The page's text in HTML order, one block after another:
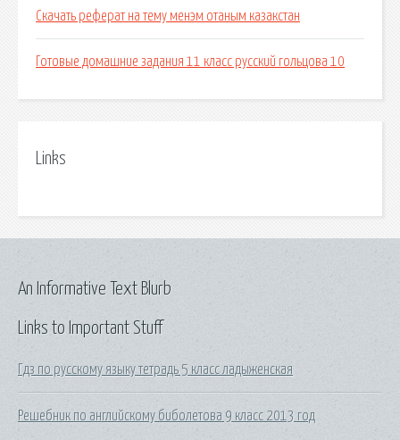
Скачать реферат на тему менэм отаным казакстан
Готовые домашние задания 11 класс русский гольцова 10
Links
Links to Important Stuff
Гдз по русскому языку тетрадь 5 класс ладыженская
Решебник по английскому биболетова 9 класс 2013 год
An Informative Text Blurb